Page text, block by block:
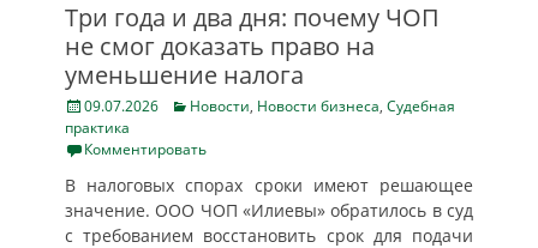
Три года и два дня: почему ЧОП
не смог доказать право на
уменьшение налога
Posted
on
09.07.2026 Categories
Новости, Новости бизнеса, Судебная
практика
Комментировать
В налоговых спорах сроки имеют решающее
значение. ООО ЧОП «Илиевы» обратилось в суд
с требованием восстановить срок для подачи